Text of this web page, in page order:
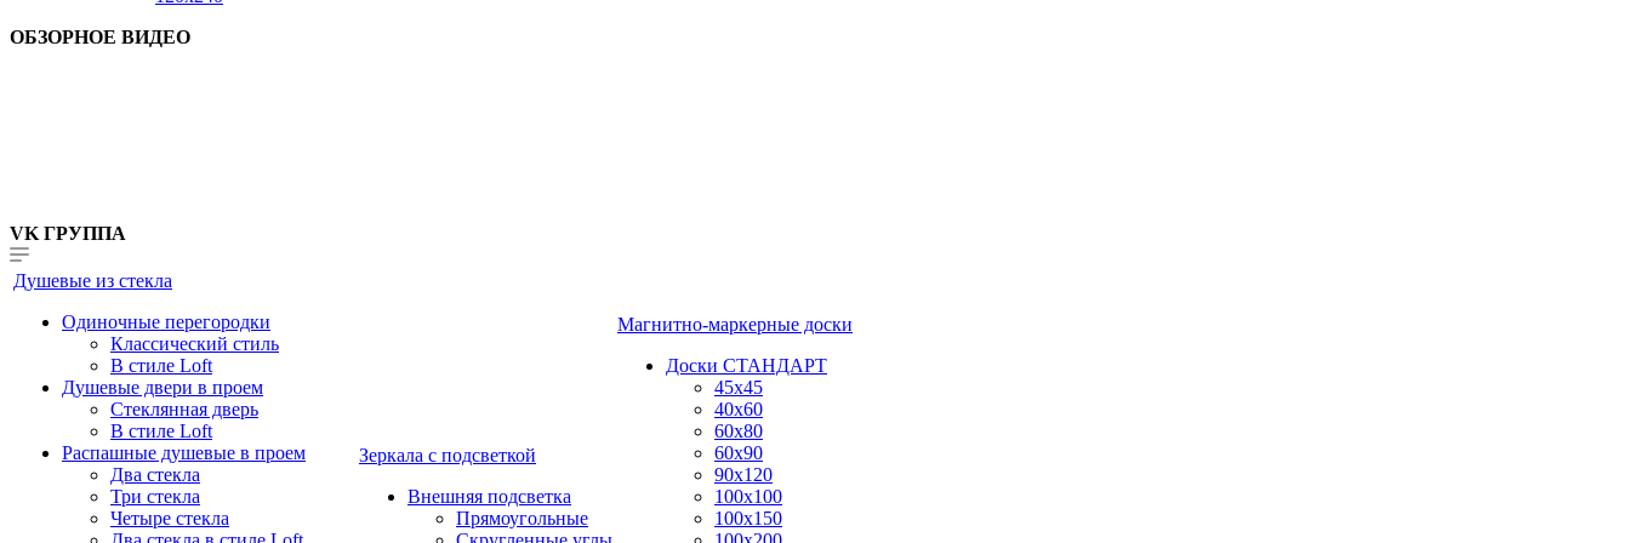
ОБЗОРНОЕ ВИДЕО
VK ГРУППА
Душевые из стекла
Одиночные перегородки
Классический стиль
В стиле Loft
Душевые двери в проем
Стеклянная дверь
В стиле Loft
Распашные душевые в проем
Два стекла
Три стекла
Четыре стекла
Зеркала с подсветкой
Внешняя подсветка
Прямоугольные
Магнитно-маркерные доски
Доски СТАНДАРТ
45x45
40x60
60x80
60x90
90x120
100x100
100x150